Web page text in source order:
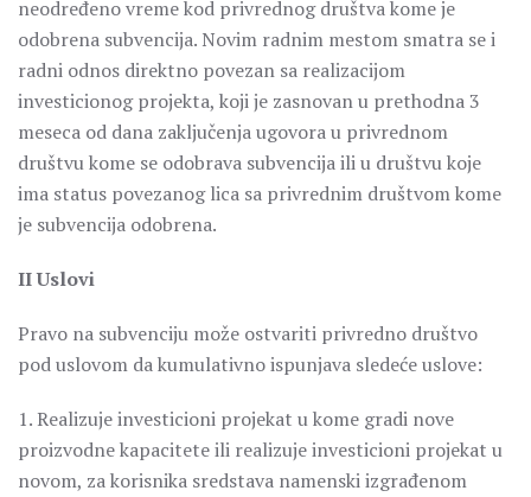
neodređeno vreme kod privrednog društva kome je
odobrena subvencija. Novim radnim mestom smatra se i
radni odnos direktno povezan sa realizacijom
investicionog projekta, koji je zasnovan u prethodna 3
meseca od dana zaključenja ugovora u privrednom
društvu kome se odobrava subvencija ili u društvu koje
ima status povezanog lica sa privrednim društvom kome
je subvencija odobrena.
II Uslovi
Pravo na subvenciju može ostvariti privredno društvo
pod uslovom da kumulativno ispunjava sledeće uslove:
1. Realizuje investicioni projekat u kome gradi nove
proizvodne kapacitete ili realizuje investicioni projekat u
novom, za korisnika sredstava namenski izgrađenom